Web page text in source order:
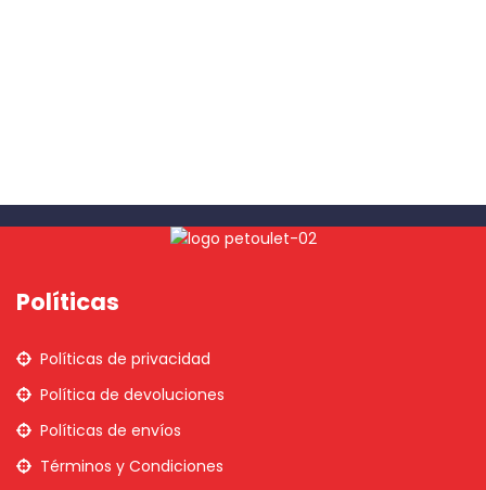
Políticas
Políticas de privacidad
Política de devoluciones
Políticas de envíos
Términos y Condiciones